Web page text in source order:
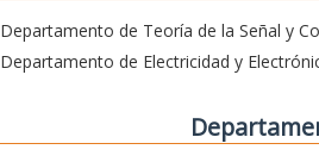
Departamento de Teoría de la Señal y
Departamento de Electricidad y